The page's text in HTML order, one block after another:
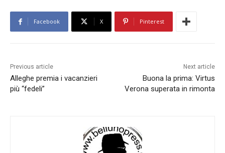
Facebook X Pinterest
Previous article
Alleghe premia i vacanzieri
più “fedeli”
Next article
Buona la prima: Virtus
Verona superata in rimonta